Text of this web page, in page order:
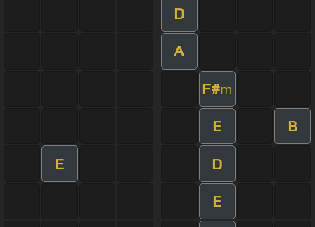
D
A
F#m
E B
E D
E